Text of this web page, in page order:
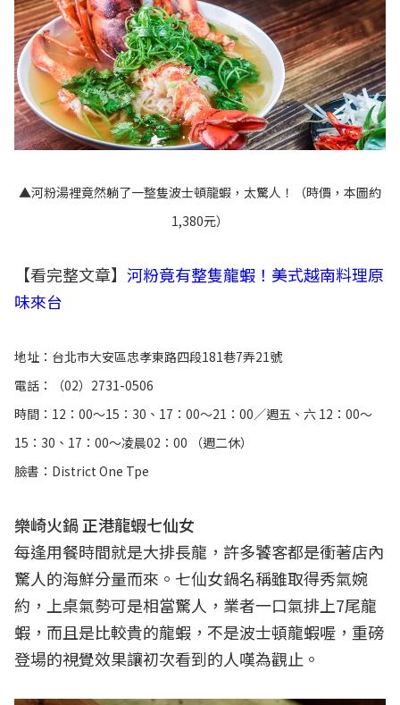
▲河粉湯裡竟然躺了一整隻波士頓龍蝦，太驚人！（時價，本圖約
1,380元）
【看完整文章】 河粉竟有整隻龍蝦！美式越南料理原
味來台
地址：台北市大安區忠孝東路四段181巷7弄21號
電話：（02）2731-0506
時間：12：00～15：30、17：00～21：00／週五、六 12：00～
15：30、17：00～凌晨02：00 （週二休）
臉書：District One Tpe
樂崎火鍋 正港龍蝦七仙女
每逢用餐時間就是大排長龍，許多饕客都是衝著店內
驚人的海鮮分量而來。 七仙女鍋名稱雖取得秀氣婉
約，上桌氣勢可是相當驚人，業者一口氣排上7尾龍
蝦，而且是比較貴的龍蝦，不是波士頓龍蝦喔，重磅
登場的視覺效果讓初次看到的人嘆為觀止。